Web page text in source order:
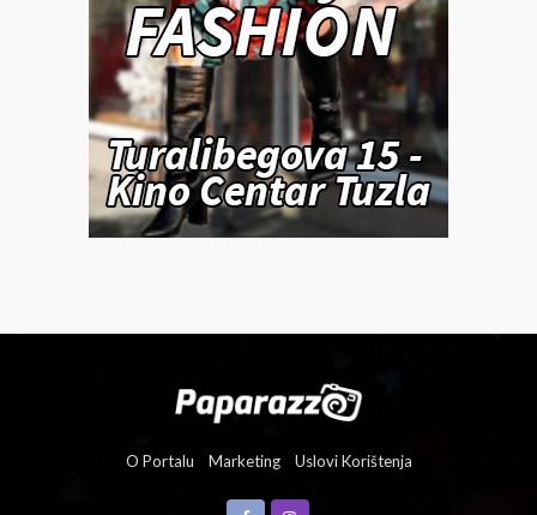
O Portalu Marketing Uslovi Korištenja